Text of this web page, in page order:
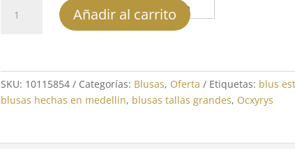
Borgoña
básica
10115854
cantidad
Añadir al carrito
SKU: 10115854 Categorías: Blusas, Oferta Etiquetas: blus
blusas hechas en medellin, blusas tallas grandes, Ocxyrys